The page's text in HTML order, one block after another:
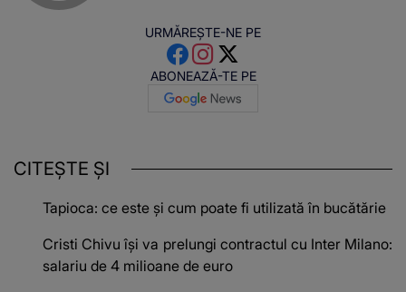
URMĂREȘTE-NE PE
ABONEAZĂ-TE PE
CITEȘTE ȘI
Tapioca: ce este și cum poate fi utilizată în bucătărie
Cristi Chivu își va prelungi contractul cu Inter Milano:
salariu de 4 milioane de euro